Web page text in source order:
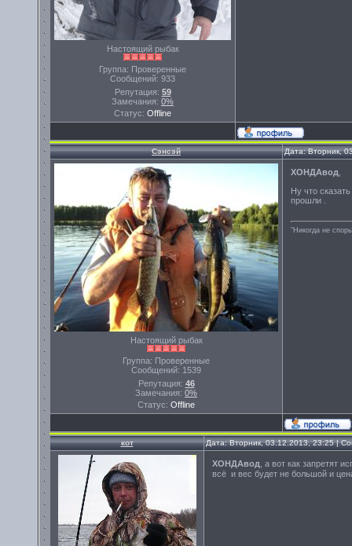
Настоящий рыбак
Группа: Проверенные
Сообщений: 933
Репутация: 59
Замечания: 0%
Статус: Offline
Сэнсэй Дата: Вторник,
Настоящий рыбак
Группа: Проверенные
Сообщений: 1539
Репутация: 46
Замечания: 0%
Статус: Offline
ХОНДАвод
Ну что
прошли .
"Никогда не
кот Дата: Вторник, 03.12.2013, 23:25 |
ХОНДАвод , а вот как запретят
всё и вес будет не большой и